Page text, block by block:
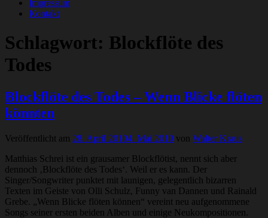
Impressum
Kontakt
Schlagwort: Blockflöte des
Todes
Blockflöte des Todes – Wenn Blicke flöten
könnten
Veröffentlicht am 28. April 20104. Mai 2010 von Walter Kraus
Matthias Schrei ist ein grausamer Blockflötist, nennt sich aber
dennoch ‚Blockflöte des Todes‘. Weil er es kann. Der
Singer/Songwriter punktet mit launigen, gelegentlich bizarren
Texten im Geiste von Olli Schulz, Funny van Dannen und Rainald
Grebe. „Wenn Blicke flöten können“ vereint neu aufgenommene
Songs seiner ersten beiden Alben und einige Neukompositionen.